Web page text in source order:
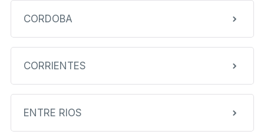
CORDOBA
CORRIENTES
ENTRE RIOS